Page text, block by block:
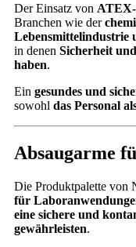
Der Einsatz von
Branchen wie der
Lebensmittelindustrie
in denen Sicherheit
haben.
Ein gesundes und
sowohl das Personal
Absaugarme
Die Produktpalette von
für
eine sichere und
gewährleisten.